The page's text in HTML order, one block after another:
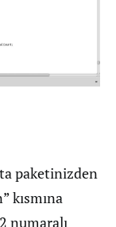
paketinizden
kısmına
numaralı